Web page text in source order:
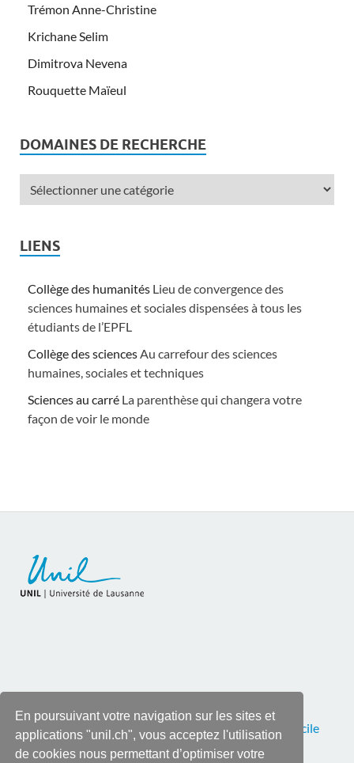
En poursuivant votre navigation sur les sites et
applications "unil.ch", vous acceptez l'utilisation
de cookies nous permettant d’optimiser votre
Trémon Anne-Christine
Krichane Selim
Dimitrova Nevena
Rouquette Maïeul
DOMAINES DE RECHERCHE
LIENS
Collège des humanités Lieu de convergence des
sciences humaines et sociales dispensées à tous les
étudiants de l’EPFL
Collège des sciences Au carrefour des sciences
humaines, sociales et techniques
Sciences au carré La parenthèse qui changera votre
façon de voir le monde
Pour toutes corrections ou remarques, contactez
Cécile
Roy
, tél. 021 692 28 90